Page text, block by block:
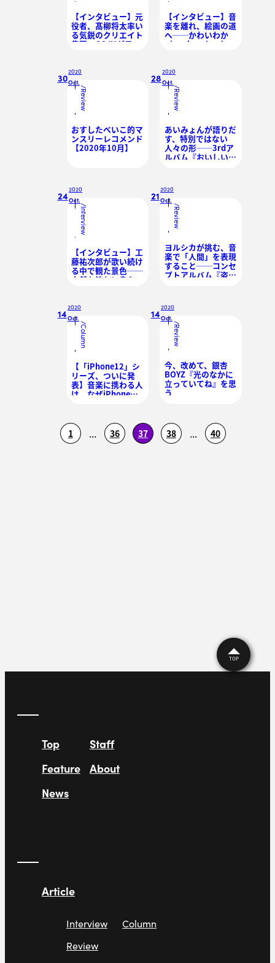
【インタビュー】元
役者、髙柳将太率い
る気鋭のクリエイト
集団・GOJUが目指
【インタビュー】音
楽を離れ、絵画の道
へ──かわいわか
（ex.sheeplore）が
30
2020
Oct./
Review
おすしたべいこ的マ
ンスリーレコメンド
【2020年10月】
28
2020
Oct./
Review
あいみょんが語りだ
す、特別ではない
人々の形──3rdア
ルバム『おいしいパ
24
2020
Oct./
Interview
【インタビュー】工
藤祐次郎が歌い続け
る中で観た景色──
自然な流れに身を任
21
2020
Oct. /
Review
ヨルシカが挑む、音
楽で「人間」を表現
すること──コンセ
プトアルバム『盗
14
2020
Oct./
Column
【「iPhone12」シ
リーズ、ついに発
表】音楽に携わる人
は、なぜiPhoneを
14
2020
Oct./
Review
今、改めて、銀杏
BOYZ『光のなかに
立っていてね』を思
う
1 ... 36 37 38 ... 40
TOP
Top
Feature
News
Staff
About
Article
Interview
Review
Column